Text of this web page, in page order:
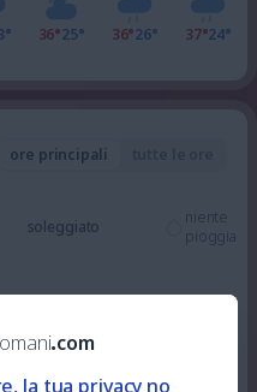
36°25° 36°26° 37°24°
ore principali
soleggiato
niente
pioggia
.com
la tua privacy no